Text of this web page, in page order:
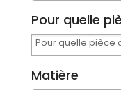
Pour quelle
Matière